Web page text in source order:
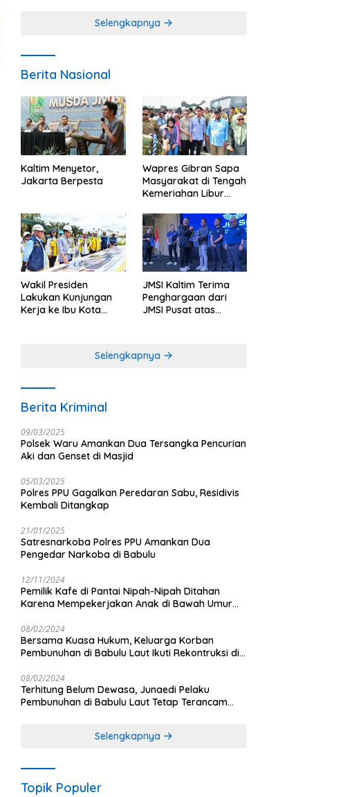
Selengkapnya
Berita Nasional
Kaltim Menyetor,
Jakarta Berpesta
Wapres Gibran Sapa
Masyarakat di Tengah
Kemeriahan Libur
Wakil Presiden
Lakukan Kunjungan
Kerja ke Ibu Kota
JMSI Kaltim Terima
Penghargaan dari
JMSI Pusat atas
Jurnalistik
Selengkapnya
Berita Kriminal
09/03/2025
Polsek Waru Amankan Dua Tersangka Pencurian
Aki dan Genset di Masjid
05/03/2025
Polres PPU Gagalkan Peredaran Sabu, Residivis
Kembali Ditangkap
21/01/2025
Satresnarkoba Polres PPU Amankan Dua
Pengedar Narkoba di Babulu
12/11/2024
Pemilik Kafe di Pantai Nipah-Nipah Ditahan
Karena Mempekerjakan Anak di Bawah Umur
08/02/2024
Bersama Kuasa Hukum, Keluarga Korban
Pembunuhan di Babulu Laut Ikuti Rekontruksi di
08/02/2024
Terhitung Belum Dewasa, Junaedi Pelaku
Pembunuhan di Babulu Laut Tetap Terancam
Selengkapnya
Topik Populer